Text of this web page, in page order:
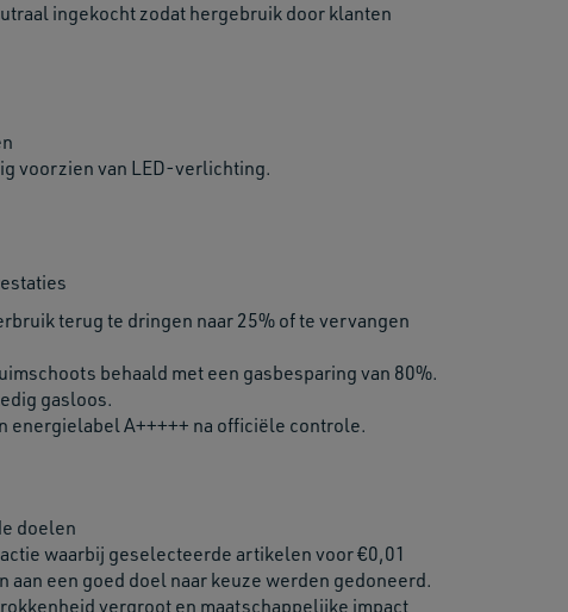
ingekocht zodat hergebruik door klanten
voorzien van LED-verlichting.
terug te dringen naar 25% of te vervangen
behaald met een gasbesparing van 80%.
gasloos.
energielabel A+++++ na officiële controle.
doelen
waarbij geselecteerde artikelen voor €0,01
aan een goed doel naar keuze werden gedoneerd.
vergroot en maatschappelijke impact